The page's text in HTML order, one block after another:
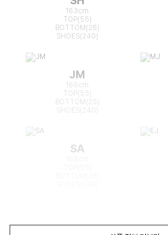
163cm
TOP(55)
BOTTOM(26)
SHOES(240)
JM
166cm
TOP(55)
BOTTOM(25)
SA